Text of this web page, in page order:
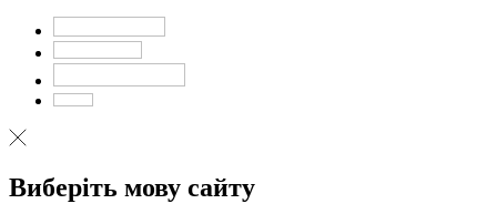
Виберіть мову сайту